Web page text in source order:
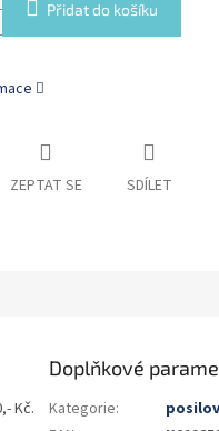
Přidat do košíku
ZEPTAT SE SDÍLET
Kč.
Doplňkové
Kategorie: